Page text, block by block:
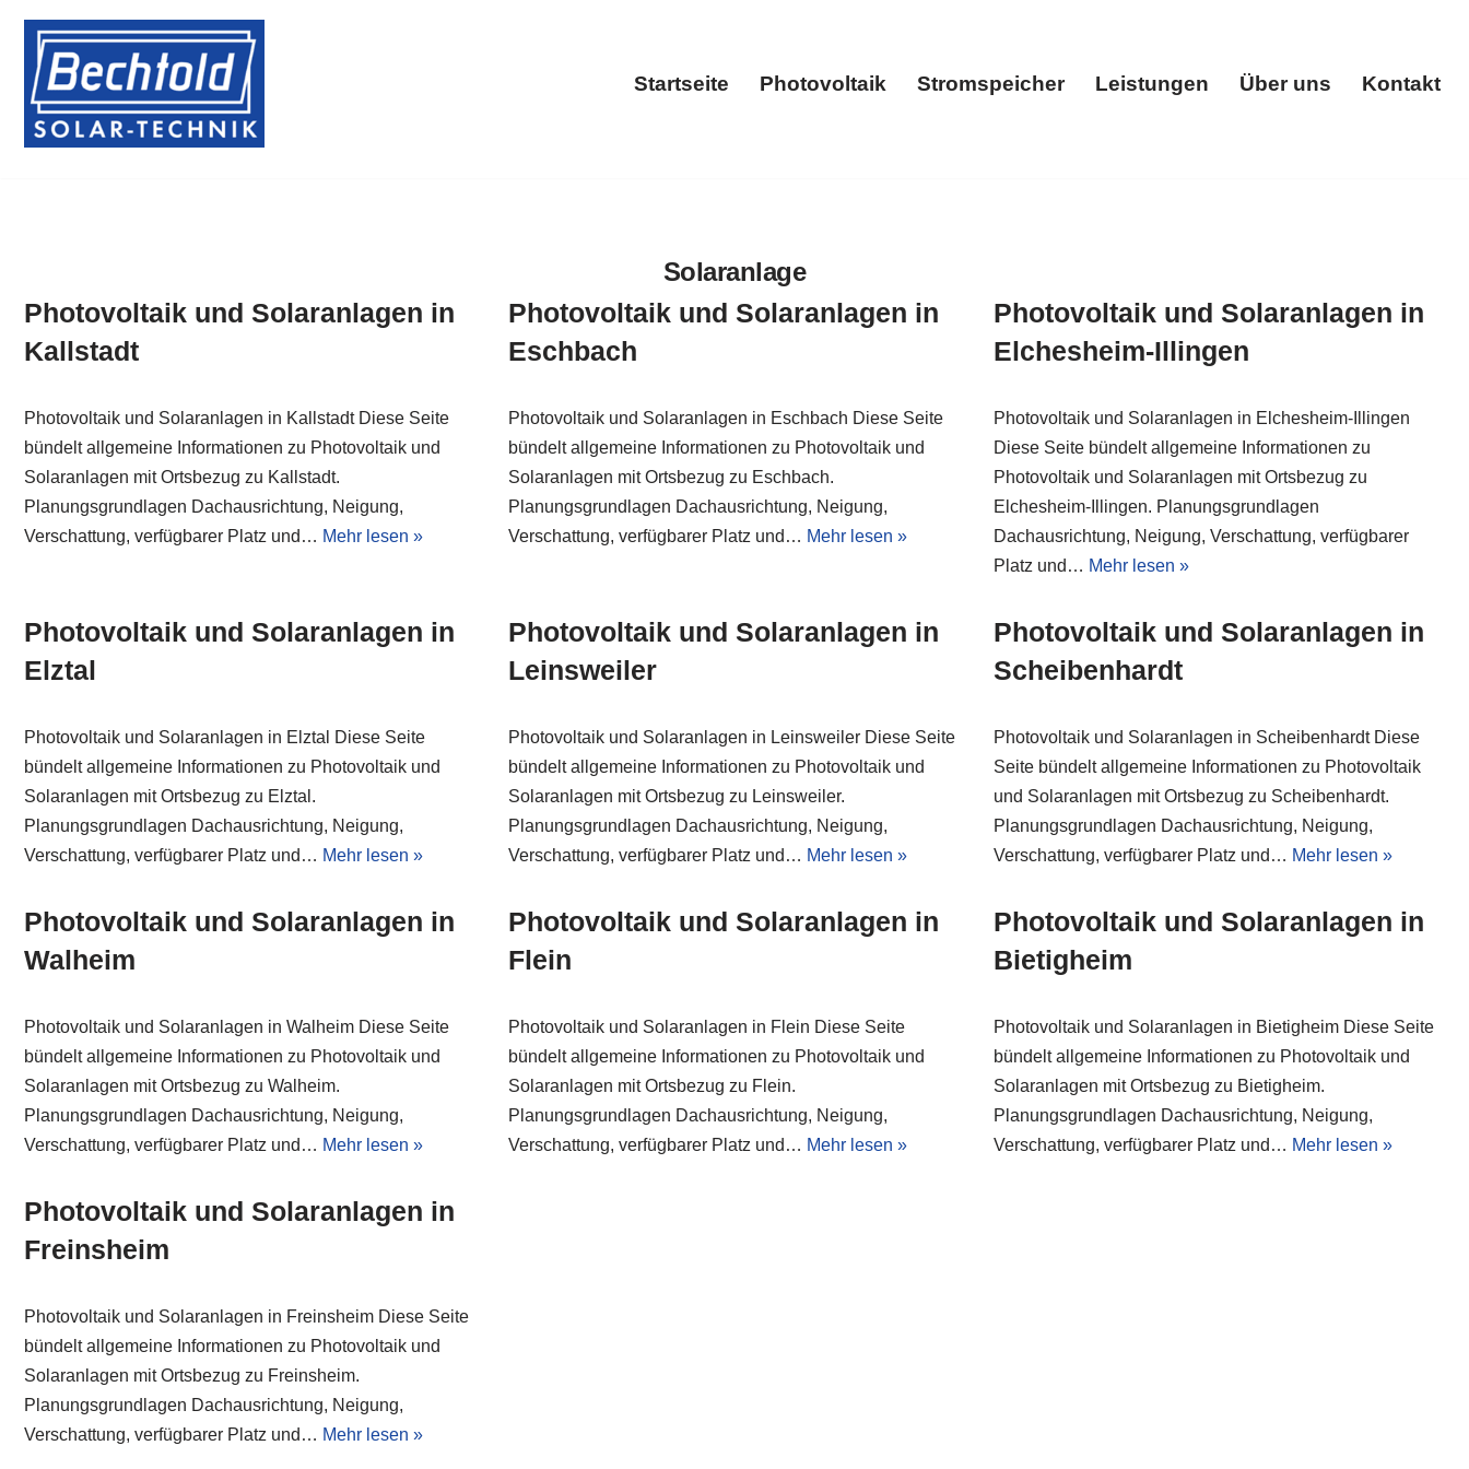
Zum
Inhalt
springen
Startseite Photovoltaik Stromspeicher Leistungen Über uns Kontakt
Solaranlage
Photovoltaik und Solaranlagen in
Kallstadt
Photovoltaik und Solaranlagen in Kallstadt Diese Seite
bündelt allgemeine Informationen zu Photovoltaik und
Solaranlagen mit Ortsbezug zu Kallstadt.
Planungsgrundlagen Dachausrichtung, Neigung,
Verschattung, verfügbarer Platz und… Mehr lesen »
Photovoltaik und Solaranlagen in
Eschbach
Photovoltaik und Solaranlagen in Eschbach Diese Seite
bündelt allgemeine Informationen zu Photovoltaik und
Solaranlagen mit Ortsbezug zu Eschbach.
Planungsgrundlagen Dachausrichtung, Neigung,
Verschattung, verfügbarer Platz und… Mehr lesen »
Photovoltaik und Solaranlagen in
Elchesheim-Illingen
Photovoltaik und Solaranlagen in Elchesheim-Illingen
Diese Seite bündelt allgemeine Informationen zu
Photovoltaik und Solaranlagen mit Ortsbezug zu
Elchesheim-Illingen. Planungsgrundlagen
Dachausrichtung, Neigung, Verschattung, verfügbarer
Platz und… Mehr lesen »
Photovoltaik und Solaranlagen in
Elztal
Photovoltaik und Solaranlagen in Elztal Diese Seite
bündelt allgemeine Informationen zu Photovoltaik und
Solaranlagen mit Ortsbezug zu Elztal.
Planungsgrundlagen Dachausrichtung, Neigung,
Verschattung, verfügbarer Platz und… Mehr lesen »
Photovoltaik und Solaranlagen in
Leinsweiler
Photovoltaik und Solaranlagen in Leinsweiler Diese Seite
bündelt allgemeine Informationen zu Photovoltaik und
Solaranlagen mit Ortsbezug zu Leinsweiler.
Planungsgrundlagen Dachausrichtung, Neigung,
Verschattung, verfügbarer Platz und… Mehr lesen »
Photovoltaik und Solaranlagen in
Scheibenhardt
Photovoltaik und Solaranlagen in Scheibenhardt Diese
Seite bündelt allgemeine Informationen zu Photovoltaik
und Solaranlagen mit Ortsbezug zu Scheibenhardt.
Planungsgrundlagen Dachausrichtung, Neigung,
Verschattung, verfügbarer Platz und… Mehr lesen »
Photovoltaik und Solaranlagen in
Walheim
Photovoltaik und Solaranlagen in Walheim Diese Seite
bündelt allgemeine Informationen zu Photovoltaik und
Solaranlagen mit Ortsbezug zu Walheim.
Planungsgrundlagen Dachausrichtung, Neigung,
Verschattung, verfügbarer Platz und… Mehr lesen »
Photovoltaik und Solaranlagen in
Flein
Photovoltaik und Solaranlagen in Flein Diese Seite
bündelt allgemeine Informationen zu Photovoltaik und
Solaranlagen mit Ortsbezug zu Flein.
Planungsgrundlagen Dachausrichtung, Neigung,
Verschattung, verfügbarer Platz und… Mehr lesen »
Photovoltaik und Solaranlagen in
Bietigheim
Photovoltaik und Solaranlagen in Bietigheim Diese Seite
bündelt allgemeine Informationen zu Photovoltaik und
Solaranlagen mit Ortsbezug zu Bietigheim.
Planungsgrundlagen Dachausrichtung, Neigung,
Verschattung, verfügbarer Platz und… Mehr lesen »
Photovoltaik und Solaranlagen in
Freinsheim
Photovoltaik und Solaranlagen in Freinsheim Diese Seite
bündelt allgemeine Informationen zu Photovoltaik und
Solaranlagen mit Ortsbezug zu Freinsheim.
Planungsgrundlagen Dachausrichtung, Neigung,
Verschattung, verfügbarer Platz und… Mehr lesen »